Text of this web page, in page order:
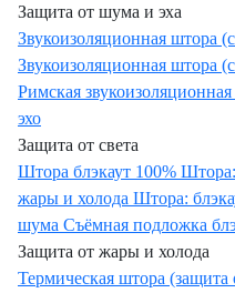
Защита от шума и эха
Звукоизоляционная штора
Звукоизоляционная штора
Римская
эхо
Защита от света
Штора блэкаут 100% Штора:
жары и холода Штора:
шума Съёмная подложка
Защита от жары и холода
Термическая штора